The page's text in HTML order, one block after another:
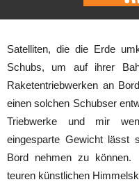
Satelliten, die die Erde
Schubs, um auf ihrer
Raketentriebwerken an
einen solchen Schubser
Triebwerke und mir
eingesparte Gewicht lässt
Bord nehmen zu können.
teuren künstlichen